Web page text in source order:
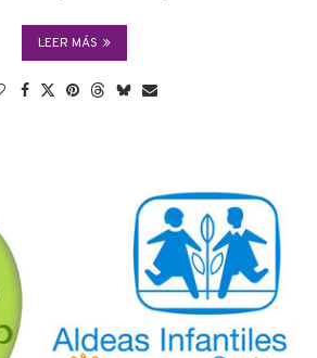
LEER MÁS